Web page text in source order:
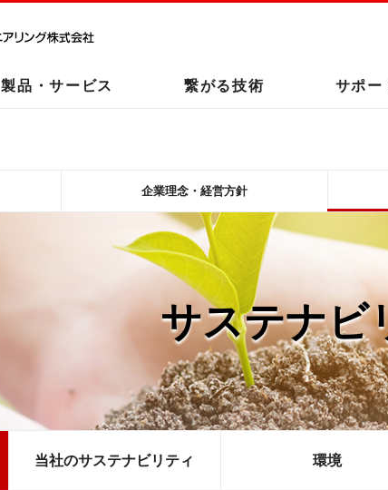
製品・サービス 繋がる技術 サポー
企業理念・経営方針
サステナビ
当社のサステナビリティ 環境